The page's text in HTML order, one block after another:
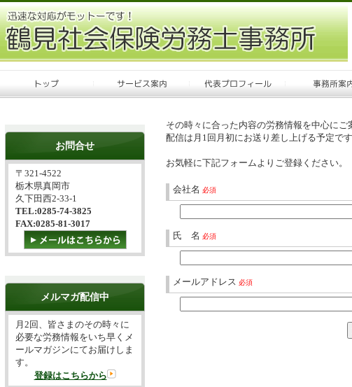
その時々に合った内容の労務情報を中心にご
配信は月1回月初にお送り差し上げる予定です
お気軽に下記フォームよりご登録ください。
会社名 必須
氏 名 必須
メールアドレス 必須
お問合せ
〒321-4522
栃木県真岡市
久下田西2-33-1
TEL:0285-74-3825
FAX:0285-81-3017
メルマガ配信中
月2回、皆さまのその時々に
必要な労務情報をいち早くメ
ールマガジンにてお届けしま
す。
登録はこちらから